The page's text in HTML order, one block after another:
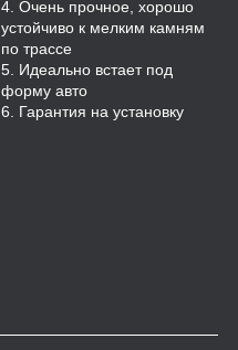
4. Очень прочное, хорошо
устойчиво к мелким камням
по трассе
5. Идеально встает под
форму авто
6. Гарантия на установку